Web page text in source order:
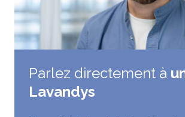
Parlez directement à
Lavandys